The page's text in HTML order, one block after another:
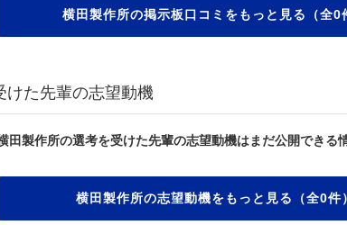
横田製作所の掲示板口コミをもっと見る（全0
けた先輩の志望動機
田製作所の選考を受けた先輩の志望動機はまだ公開できる
横田製作所の志望動機をもっと見る（全0件）